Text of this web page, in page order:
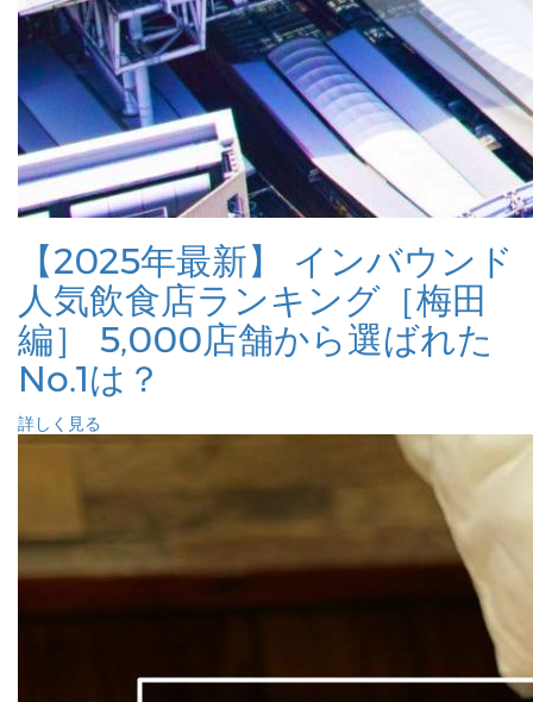
【2025年最新】 インバウンド
人気飲食店ランキング［梅田
編］ 5,000店舗から選ばれた
No.1は？
詳しく見る